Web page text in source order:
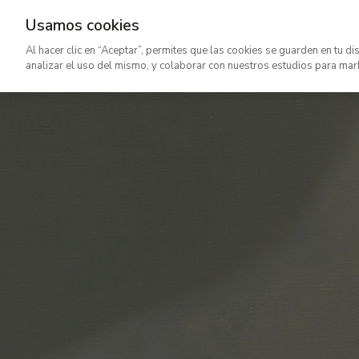
contenido
Usamos cookies
Al hacer clic en “Aceptar”, permites que las cookies se guarden en tu
analizar el uso del mismo, y colaborar con nuestros estudios para